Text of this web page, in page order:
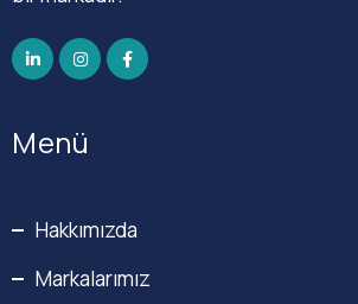
Menü
Hakkımızda
Markalarımız